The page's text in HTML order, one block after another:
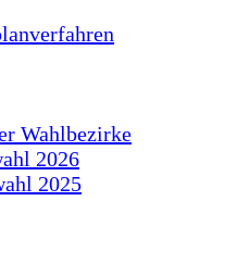
Wahlbezirke
2026
2025